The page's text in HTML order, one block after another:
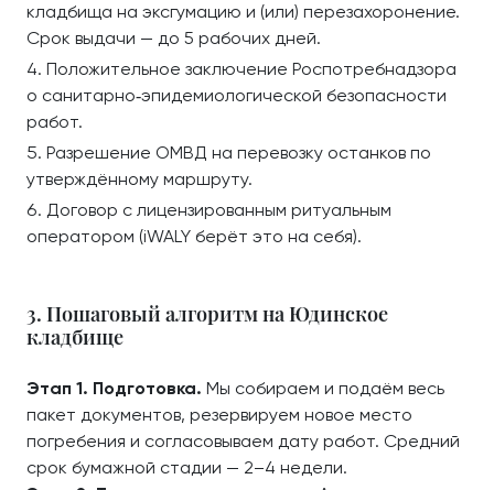
кладбища на эксгумацию и (или) перезахоронение.
Срок выдачи — до 5 рабочих дней.
Положительное заключение Роспотребнадзора
о санитарно‑эпидемиологической безопасности
работ.
Разрешение ОМВД на перевозку останков по
утверждённому маршруту.
Договор с лицензированным ритуальным
оператором (iWALY берёт это на себя).
3. Пошаговый алгоритм на Юдинское
кладбище
Этап 1. Подготовка. Мы собираем и подаём весь
пакет документов, резервируем новое место
погребения и согласовываем дату работ. Средний
срок бумажной стадии — 2–4 недели.